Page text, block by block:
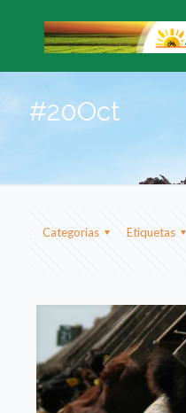
#20Oct
Categorias Etiquetas